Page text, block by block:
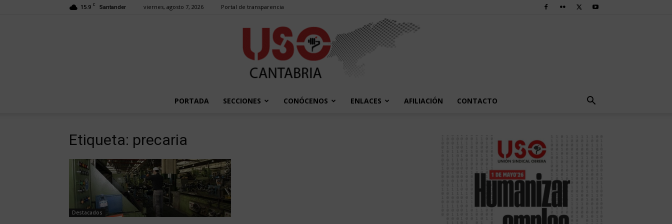
15.9 C Santander viernes, agosto 7, 2026 Portal de transparencia
PORTADA SECCIONES CONÓCENOS ENLACES AFILIACIÓN CONTACTO
Etiqueta: precaria
Destacados